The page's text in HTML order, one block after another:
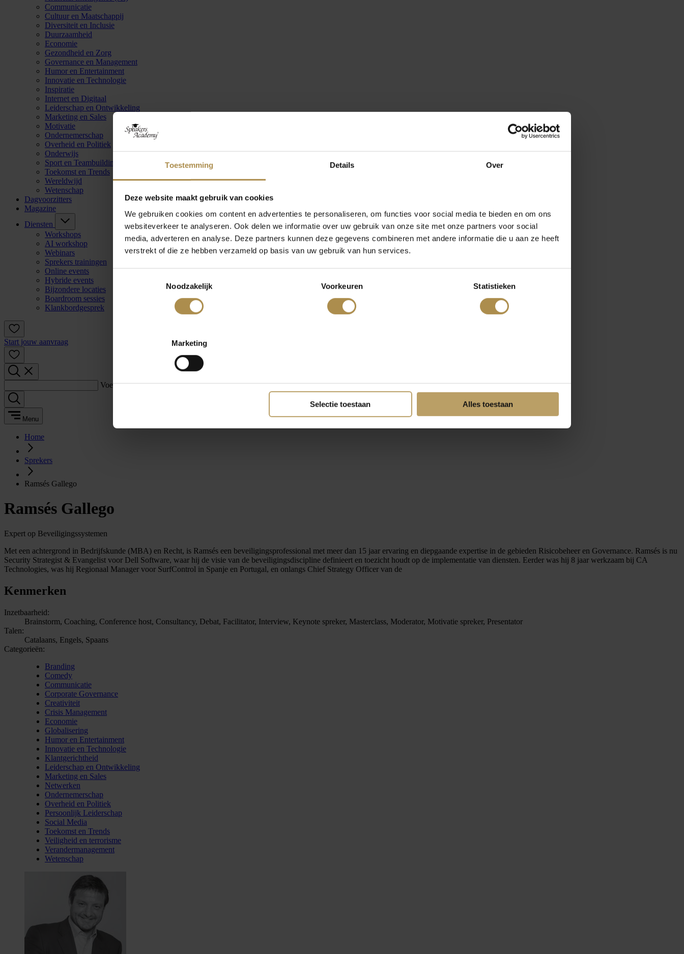
Toestemming Details Over
Deze website maakt gebruik van cookies
We gebruiken cookies om content en advertenties te personaliseren, om functies voor social media te bieden en om ons
websiteverkeer te analyseren. Ook delen we informatie over uw gebruik van onze site met onze partners voor social
media, adverteren en analyse. Deze partners kunnen deze gegevens combineren met andere informatie die u aan ze heeft
verstrekt of die ze hebben verzameld op basis van uw gebruik van hun services.
Noodzakelijk
Voorkeuren Statistieken
Marketing
Selectie toestaan Alles toestaan
Communicatie
Cultuur en Maatschappij
Diversiteit en Inclusie
Duurzaamheid
Economie
Gezondheid en Zorg
Governance en Management
Humor en Entertainment
Innovatie en Technologie
Inspiratie
Internet en Digitaal
Leiderschap en Ontwikkeling
Marketing en Sales
Motivatie
Ondernemerschap
Overheid en Politiek
Onderwijs
Sport en Teambuilding
Toekomst en Trends
Wereldwijd
Wetenschap
Dagvoorzitters
Magazine
Diensten
Workshops
AI workshop
Webinars
Sprekers trainingen
Online events
Hybride events
Bijzondere locaties
Boardroom sessies
Klankbordgesprek
Start jouw aanvraag
Voer een zoekterm in:
Menu
Home
Sprekers
Ramsés Gallego
Ramsés Gallego
Expert op Beveiligingssystemen
Met een achtergrond in Bedrijfskunde (MBA) en Recht, is Ramsés een beveiligingsprofessional met meer dan 15 jaar ervaring en diepgaande expertise in de gebieden Risicobeheer en Governance. Ramsés is nu
Security Strategist & Evangelist voor Dell Software, waar hij de visie van de beveiligingsdiscipline definieert en toezicht houdt op de implementatie van diensten. Eerder was hij 8 jaar werkzaam bij CA
Technologies, was hij Regionaal Manager voor SurfControl in Spanje en Portugal, en onlangs Chief Strategy Officer van de
Kenmerken
Inzetbaarheid:
Brainstorm, Coaching, Conference host, Consultancy, Debat, Facilitator, Interview, Keynote spreker, Masterclass, Moderator, Motivatie spreker, Presentator
Talen:
Catalaans, Engels, Spaans
Categorieën:
Branding
Comedy
Communicatie
Corporate Governance
Creativiteit
Crisis Management
Economie
Globalisering
Humor en Entertainment
Innovatie en Technologie
Klantgerichtheid
Leiderschap en Ontwikkeling
Marketing en Sales
Netwerken
Ondernemerschap
Overheid en Politiek
Persoonlijk Leiderschap
Social Media
Toekomst en Trends
Veiligheid en terrorisme
Verandermanagement
Wetenschap